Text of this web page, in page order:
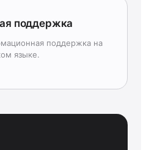
поддержка
поддержка на
языке.